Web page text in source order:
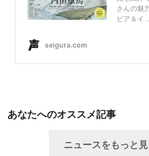
あなたへのオススメ記事
ニュースをもっと